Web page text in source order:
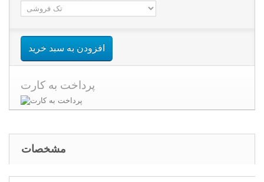
افزودن به سبد خرید
پرداخت به کارت
مشخصات